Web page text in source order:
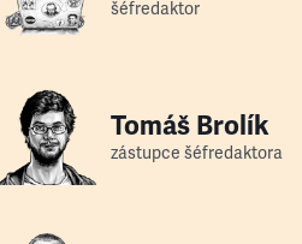
šéfredaktor
Tomáš Brolík
zástupce šéfredaktora